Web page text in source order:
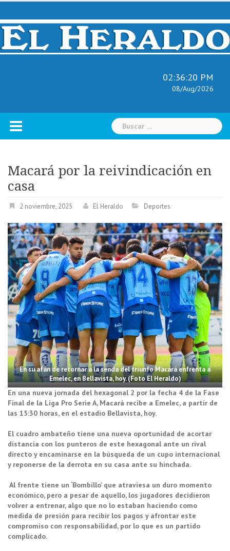
Skip
content
02:36:21 PM
08/Aug/2026
Buscar:
Macará por la reivindicación en
casa
2 noviembre, 2025 El Heraldo Deportes
En su afán de retornar a la senda del triunfo Macará enfrenta a
Emelec, en Bellavista, hoy. (Foto El Heraldo)
En una nueva jornada del hexagonal 2 por la fecha 4 de la Fase
Final de la Liga Pro Serie A, Macará recibe a Emelec, a partir de
las 15:30 horas, en el estadio Bellavista, hoy.
El cuadro ambateño tiene una nueva oportunidad de acortar
distancia con los punteros de este hexagonal ante un rival
directo y encaminarse en la búsqueda de un cupo internacional
y reponerse de la derrota en su casa ante su hinchada.
Al frente tiene un ‘Bombillo’ que atraviesa un duro momento
económico, pero a pesar de aquello, los jugadores decidieron
volver a entrenar, algo que no lo estaban haciendo como
medida de presión para recibir los pagos y afrontar este
compromiso con responsabilidad, por lo que es un partido
complicado.